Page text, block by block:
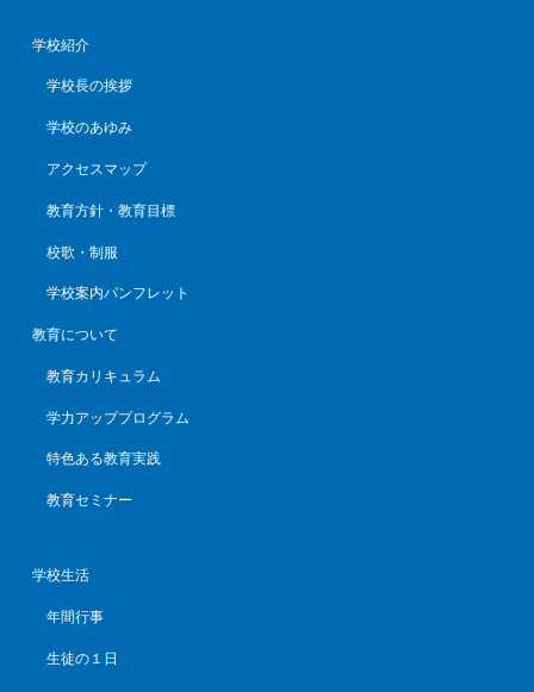
学校紹介
学校長の挨拶
学校のあゆみ
アクセスマップ
教育方針・教育目標
校歌・制服
学校案内パンフレット
教育について
教育カリキュラム
学力アッププログラム
特色ある教育実践
教育セミナー
学校生活
年間行事
生徒の１日